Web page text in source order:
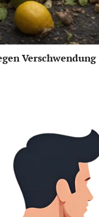
Verschwendung